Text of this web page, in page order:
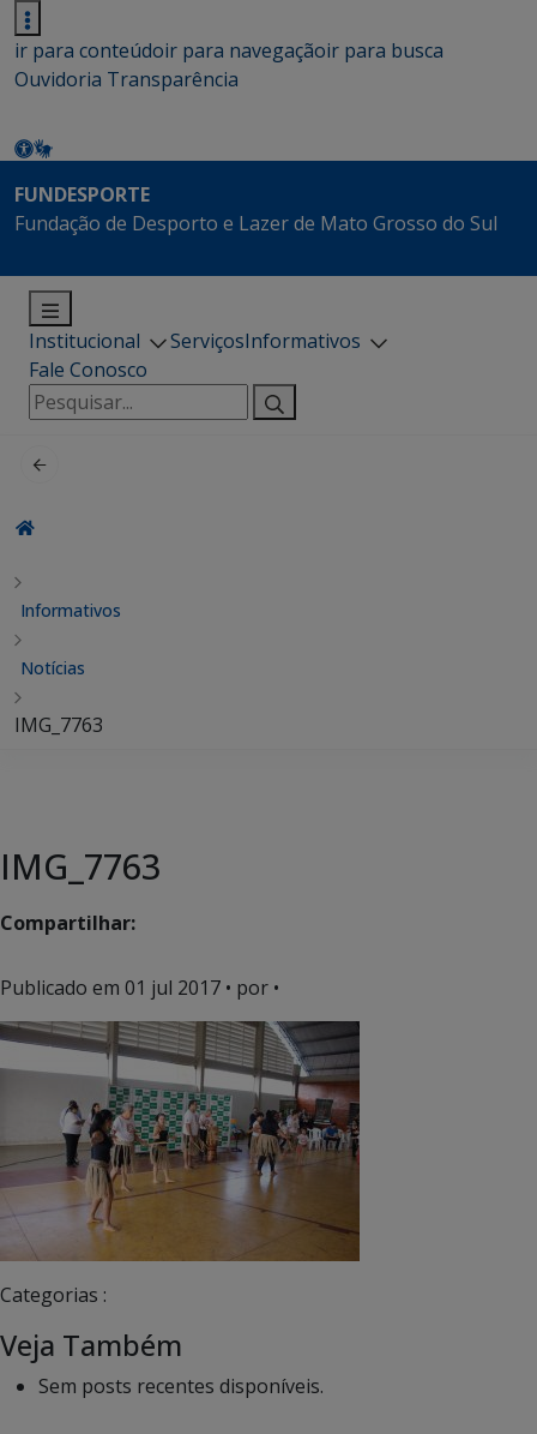
ir para conteúdoir para navegaçãoir para busca
Ouvidoria Transparência
FUNDESPORTE
Fundação de Desporto e Lazer de Mato Grosso do Sul
Institucional ServiçosInformativos
Fale Conosco
Pesquisar
por:
Informativos
Notícias
IMG_7763
IMG_7763
Compartilhar:
Publicado em 01 jul 2017 • por •
Categorias :
Veja Também
Sem posts recentes disponíveis.